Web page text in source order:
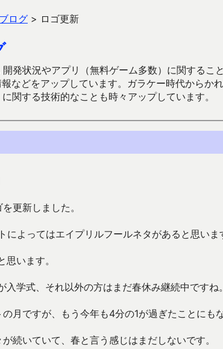
ログ > ロゴ更新
発状況やアプリ（無料ゲーム多数）に関する
報などをアップしています。ガラケー時代から
関する技術的なことも時々アップしています。
更新しました。
によってはエイプリルフールネタがあると思いま
います。
学式、それ以外の方はまだ春休み継続中ですね。
月ですが、もう今年も4分の1が過ぎたことにも
続いていて、春と言う感じはまだしないです。